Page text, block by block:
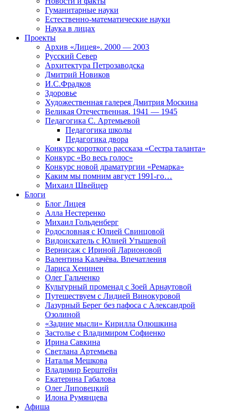
Гуманитарные науки
Естественно-математические науки
Наука в лицах
Проекты
Архив «Лицея». 2000 — 2003
Русский Север
Архитектура Петрозаводска
Дмитрий Новиков
И.С.Фрадков
Здоровье
Художественная галерея Дмитрия Москина
Великая Отечественная. 1941 — 1945
Педагогика С. Артемьевой
Педагогика школы
Педагогика двора
Конкурс короткого рассказа «Сестра таланта»
Конкурс «Во весь голос»
Конкурс новой драматургии «Ремарка»
Каким мы помним август 1991-го…
Михаил Швейцер
Блоги
Блог Лицея
Алла Нестеренко
Михаил Гольденберг
Родословная с Юлией Свинцовой
Видоискатель с Юлией Утышевой
Вернисаж с Ириной Ларионовой
Валентина Калачёва. Впечатления
Лариса Хенинен
Олег Гальченко
Культурный променад с Зоей Арнаутовой
Путешествуем с Лидией Винокуровой
Лазурный Берег без пафоса с Александрой
Озолиной
«Задние мысли» Кирилла Олюшкина
Застолье с Владимиром Софиенко
Ирина Савкина
Светлана Артемьева
Наталья Мешкова
Владимир Берштейн
Екатерина Габалова
Олег Липовецкий
Илона Румянцева
Афиша